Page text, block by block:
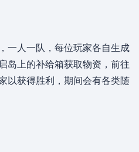
一人一队，每位玩家各自生成
岛上的补给箱获取物资，前往
以获得胜利，期间会有各类随